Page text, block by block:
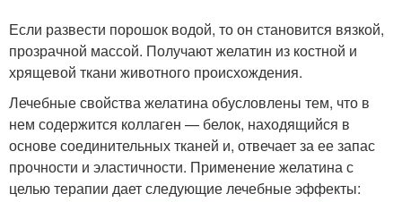
Если развести порошок водой, то он становится вязкой,
прозрачной массой. Получают желатин из костной и
хрящевой ткани животного происхождения.
Лечебные свойства желатина обусловлены тем, что в
нем содержится коллаген — белок, находящийся в
основе соединительных тканей и, отвечает за ее запас
прочности и эластичности. Применение желатина с
целью терапии дает следующие лечебные эффекты: